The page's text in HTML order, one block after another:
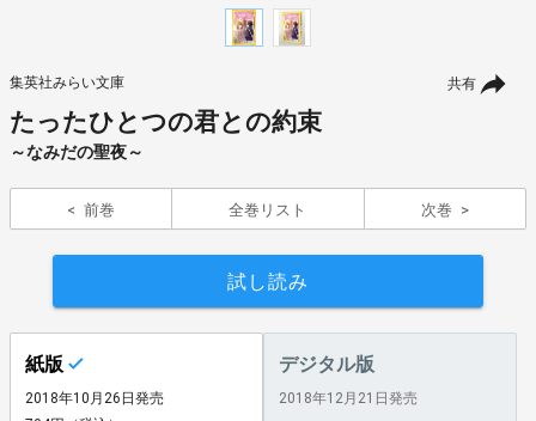
共有
集英社みらい文庫
たったひとつの君との約束
～なみだの聖夜～
前巻 全巻リスト 次巻
試し読み
紙版
2018年10月26日発売
デジタル版
2018年12月21日発売